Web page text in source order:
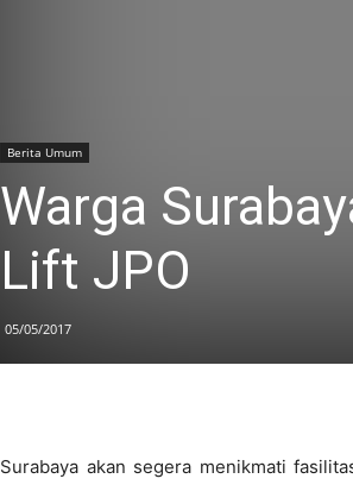
Berita Umum
Warga
Lift JPO
05/05/2017
Surabaya akan segera menikmati